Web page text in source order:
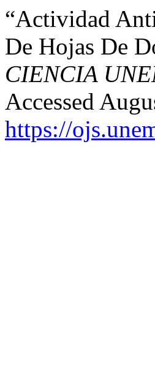
“Actividad
De Hojas De
CIENCIA
Accessed
https://